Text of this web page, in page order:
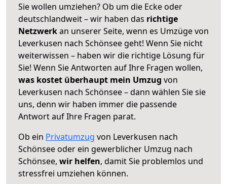
Sie wollen umziehen? Ob um die Ecke oder
deutschlandweit – wir haben das richtige
Netzwerkan unserer Seite, wenn es Umzüge von
Leverkusen nach Schönsee geht! Wenn Sie nicht
weiterwissen – haben wir die richtige Lösung für
Sie! Wenn Sie Antworten auf Ihre Fragen wollen,
was kostet überhaupt mein Umzug von
Leverkusen nach Schönsee – dann wählen Sie sie
uns, denn wir haben immer die passende
Antwort auf Ihre Fragen parat.
Ob ein Privatumzug von Leverkusen nach
Schönsee oder ein gewerblicher Umzug nach
Schönsee, wir helfen, damit Sie problemlos und
stressfrei umziehen können.